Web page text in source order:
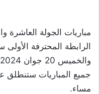
مباريات الجولة العاشرة
والخميس 20 جوان 2024.
جميع المباريات ستنطلق
مساء.